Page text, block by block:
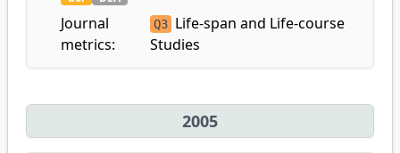
Journal
metrics:
Q3 Life-span and Life-course
Studies
2005